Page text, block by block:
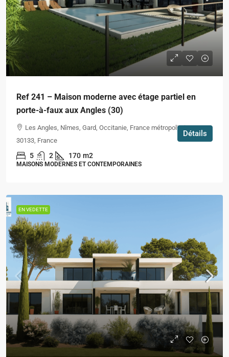
Ref 241 – Maison moderne avec étage partiel en
porte-à-faux aux Angles (30)
Les Angles, Nîmes, Gard, Occitanie, France métropolitaine,
30133, France
5 2 170 m2
MAISONS MODERNES ET CONTEMPORAINES
Détails
EN VEDETTE